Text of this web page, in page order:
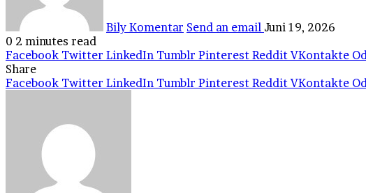
Bily Komentar Send an email Juni 19, 2026
0 2 minutes read
Facebook Twitter LinkedIn Tumblr Pinterest Reddit VKontakte
Share
Facebook Twitter LinkedIn Tumblr Pinterest Reddit VKontakte